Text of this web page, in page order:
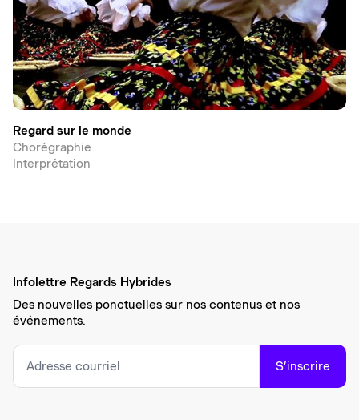
Regard sur le monde
Chorégraphie
Interprétation
Infolettre Regards Hybrides
Des nouvelles ponctuelles sur nos contenus et nos
événements.
S’inscrire